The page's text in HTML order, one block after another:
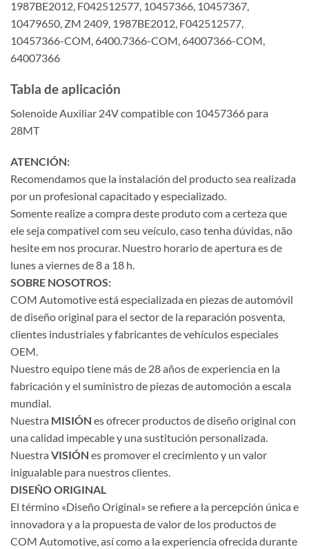
1987BE2012, F042512577, 10457366, 10457367,
10479650, ZM 2409, 1987BE2012, F042512577,
10457366-COM, 6400.7366-COM, 64007366-COM,
64007366
Tabla de aplicación
Solenoide Auxiliar 24V compatible con 10457366 para
28MT
ATENCIÓN:
Recomendamos que la instalación del producto sea realizada
por un profesional capacitado y especializado.
Somente realize a compra deste produto com a certeza que
ele seja compatível com seu veículo, caso tenha dúvidas, não
hesite em nos procurar. Nuestro horario de apertura es de
lunes a viernes de 8 a 18 h.
SOBRE NOSOTROS:
COM Automotive está especializada en piezas de automóvil
de diseño original para el sector de la reparación posventa,
clientes industriales y fabricantes de vehículos especiales
OEM.
Nuestro equipo tiene más de 28 años de experiencia en la
fabricación y el suministro de piezas de automoción a escala
mundial.
Nuestra MISIÓN es ofrecer productos de diseño original con
una calidad impecable y una sustitución personalizada.
Nuestra VISIÓN es promover el crecimiento y un valor
inigualable para nuestros clientes.
DISEÑO ORIGINAL
El término «Diseño Original» se refiere a la percepción única e
innovadora y a la propuesta de valor de los productos de
COM Automotive, así como a la experiencia ofrecida durante